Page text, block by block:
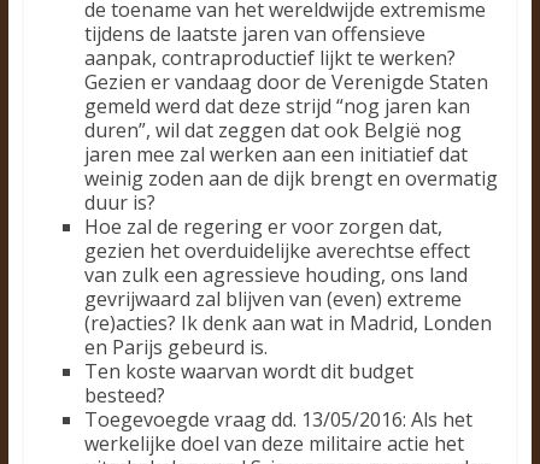
de toename van het wereldwijde extremisme
tijdens de laatste jaren van offensieve
aanpak, contraproductief lijkt te werken?
Gezien er vandaag door de Verenigde Staten
gemeld werd dat deze strijd “nog jaren kan
duren”, wil dat zeggen dat ook België nog
jaren mee zal werken aan een initiatief dat
weinig zoden aan de dijk brengt en overmatig
duur is?
Hoe zal de regering er voor zorgen dat,
gezien het overduidelijke averechtse effect
van zulk een agressieve houding, ons land
gevrijwaard zal blijven van (even) extreme
(re)acties? Ik denk aan wat in Madrid, Londen
en Parijs gebeurd is.
Ten koste waarvan wordt dit budget
besteed?
Toegevoegde vraag dd. 13/05/2016: Als het
werkelijke doel van deze militaire actie het